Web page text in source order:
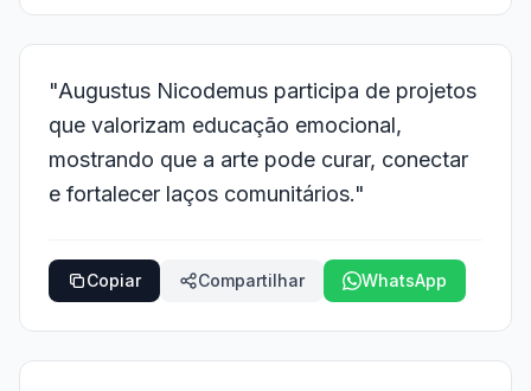
"Augustus Nicodemus participa de projetos
que valorizam educação emocional,
mostrando que a arte pode curar, conectar
e fortalecer laços comunitários."
Copiar Compartilhar WhatsApp